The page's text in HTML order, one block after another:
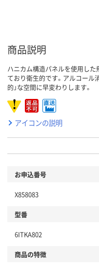
商品説明
ハニカム構造パネルを使用し
ており衛生的です。アルコール
的」な空間に早変わりします。
アイコンの説明
お申込番号
X858083
型番
6ITKA802
商品の特徴